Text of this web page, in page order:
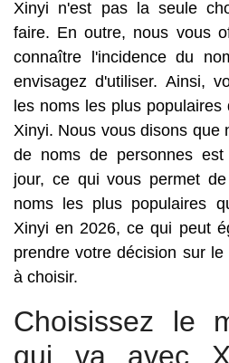
Xinyi n'est pas la seule
faire. En outre, nous vous
connaître l'incidence du
envisagez d'utiliser. Ainsi,
les noms les plus
Xinyi. Nous vous disons que
de noms de personnes
jour, ce qui vous permet
noms les plus populaires
Xinyi en 2026, ce qui peut
prendre votre décision sur
à choisir.
Choisissez le
qui va avec